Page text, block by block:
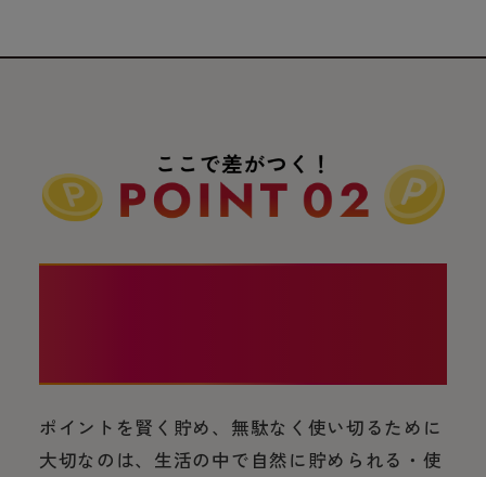
ポイントを賢く貯め、無駄なく使い切るために
大切なのは、生活の中で自然に貯められる・使